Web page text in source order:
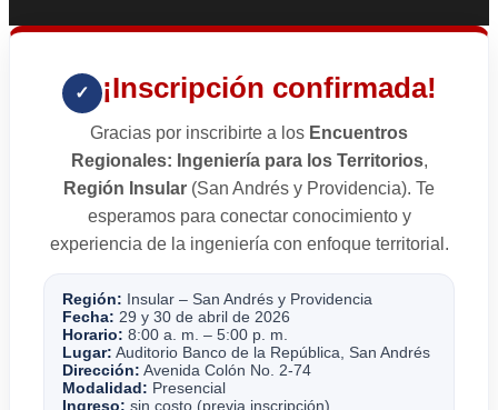
✓ ¡Inscripción confirmada!
Gracias por inscribirte a los Encuentros
Regionales: Ingeniería para los Territorios,
Región Insular (San Andrés y Providencia). Te
esperamos para conectar conocimiento y
experiencia de la ingeniería con enfoque territorial.
Región: Insular – San Andrés y Providencia
Fecha: 29 y 30 de abril de 2026
Horario: 8:00 a. m. – 5:00 p. m.
Lugar: Auditorio Banco de la República, San Andrés
Dirección: Avenida Colón No. 2-74
Modalidad: Presencial
Ingreso: sin costo (previa inscripción)